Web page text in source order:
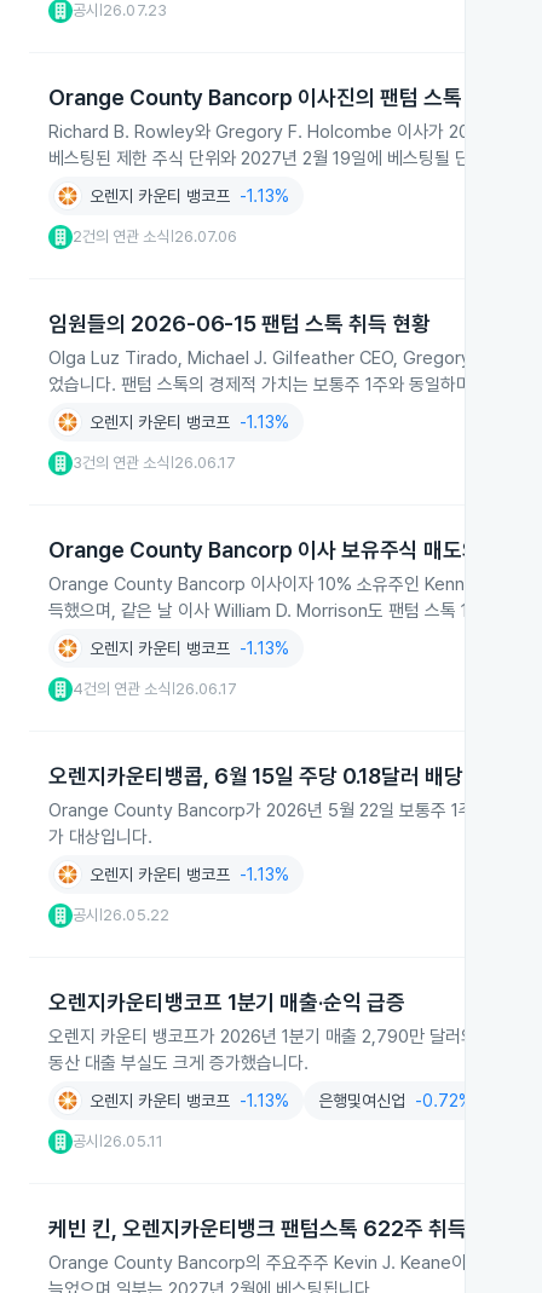
공시 26.07.23
Orange County Bancorp 이사진의 팬텀 스톡 취득
Richard B. Rowley와 Gregory F. Holcombe 이사가 2026년 7월 1
베스팅된 제한 주식 단위와 2027년 2월 19일에 베스팅될 단위가 포
오렌지 카운티 뱅코프 -1.13%
2건의 연관 소식 26.07.06
임원들의 2026-06-15 팬텀 스톡 취득 현황
Olga Luz Tirado, Michael J. Gilfeather CEO, Gregory F.
었습니다. 팬텀 스톡의 경제적 가치는 보통주 1주와 동일하며 지급 및
오렌지 카운티 뱅코프 -1.13%
3건의 연관 소식 26.06.17
Orange County Bancorp 이사 보유주식 매도와 팬텀
Orange County Bancorp 이사이자 10% 소유주인 Kennedy
득했으며, 같은 날 이사 William D. Morrison도 팬텀 스톡 11주를 주
오렌지 카운티 뱅코프 -1.13%
4건의 연관 소식 26.06.17
오렌지카운티뱅콥, 6월 15일 주당 0.18달러 배당
Orange County Bancorp가 2026년 5월 22일 보통주 1주당 0.18달
가 대상입니다.
오렌지 카운티 뱅코프 -1.13%
공시 26.05.22
오렌지카운티뱅코프 1분기 매출·순익 급증
오렌지 카운티 뱅코프가 2026년 1분기 매출 2,790만 달러와 순이
동산 대출 부실도 크게 증가했습니다.
오렌지 카운티 뱅코프 -1.13% 은행및여신업 -0.72%
공시 26.05.11
케빈 킨, 오렌지카운티뱅크 팬텀스톡 622주 취득
Orange County Bancorp의 주요주주 Kevin J. Keane이 2026년 4